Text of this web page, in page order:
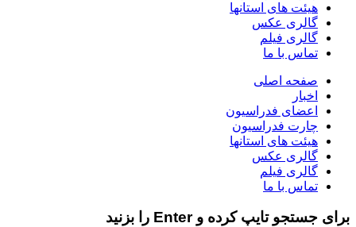
هیئت های استانها
گالری عکس
گالری فیلم
تماس با ما
صفحه اصلی
اخبار
اعضای فدراسیون
چارت فدراسیون
هیئت های استانها
گالری عکس
گالری فیلم
تماس با ما
برای جستجو تایپ کرده و Enter را بزنید